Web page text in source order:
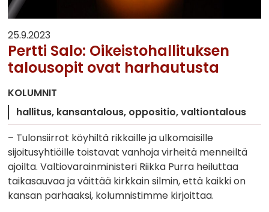
25.9.2023
Pertti Salo: Oikeistohallituksen
talousopit ovat harhautusta
KOLUMNIT
hallitus kansantalous oppositio valtiontalous
– Tulonsiirrot köyhiltä rikkaille ja ulkomaisille
sijoitusyhtiöille toistavat vanhoja virheitä menneiltä
ajoilta. Valtiovarainministeri Riikka Purra heiluttaa
taikasauvaa ja väittää kirkkain silmin, että kaikki on
kansan parhaaksi, kolumnistimme kirjoittaa.